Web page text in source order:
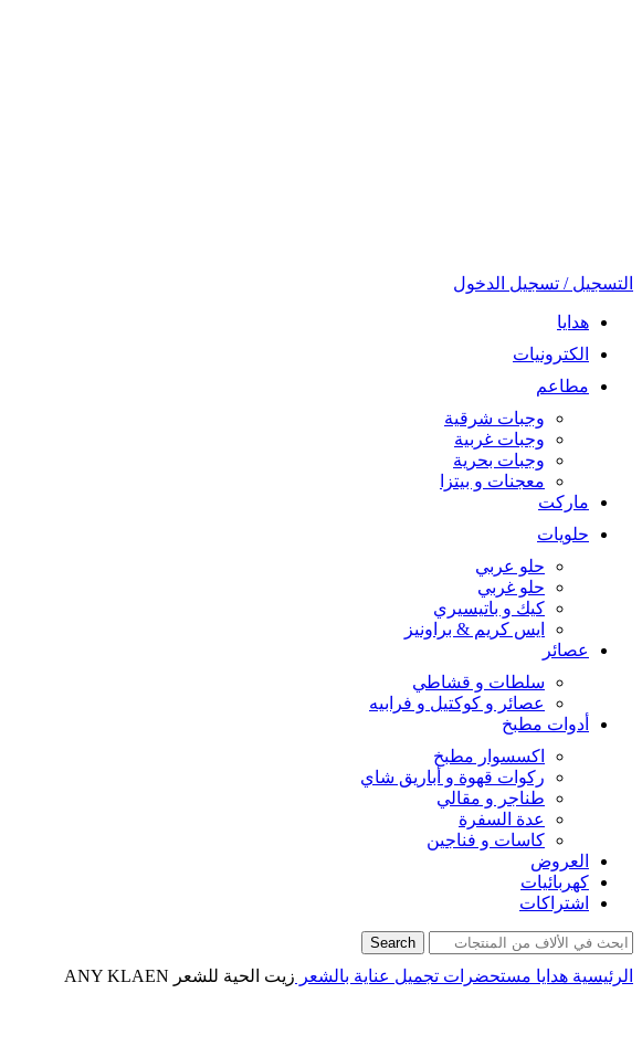
التسجيل / تسجيل الدخول
هدايا
الكترونيات
مطاعم
وجبات شرقية
وجبات غربية
وجبات بحرية
معجنات و بيتزا
ماركت
حلويات
حلو عربي
حلو غربي
كيك و باتيسيري
ايس كريم & براونيز
عصائر
سلطات و قشاطي
عصائر و كوكتيل و فرابيه
أدوات مطبخ
اكسسوار مطبخ
ركوات قهوة و أباريق شاي
طناجر و مقالي
عدة السفرة
كاسات و فناجين
العروض
كهربائيات
اشتراكات
Search
الرئيسية هدايا مستحضرات تجميل عناية بالشعر زيت الحية للشعر ANY KLAEN